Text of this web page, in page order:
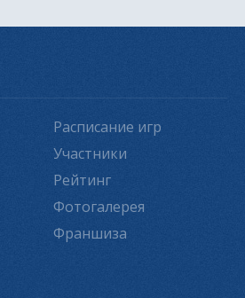
Расписание игр
Участники
Рейтинг
Фотогалерея
Франшиза